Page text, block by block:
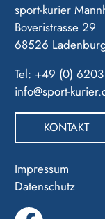
sport-kurier
Boveristrasse 29
68526
Tel: +49 (0)
info@sport-
KONTAKT
Impressum
Datenschutz